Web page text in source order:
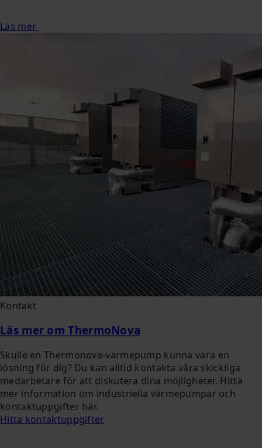
Läs mer
Kontakt
Läs mer om ThermoNova
Skulle en Thermonova-värmepump kunna vara en
lösning för dig? Du kan alltid kontakta våra skickliga
medarbetare för att diskutera dina möjligheter. Hitta
mer information om industriella värmepumpar och
kontaktuppgifter här.
Hitta kontaktuppgifter